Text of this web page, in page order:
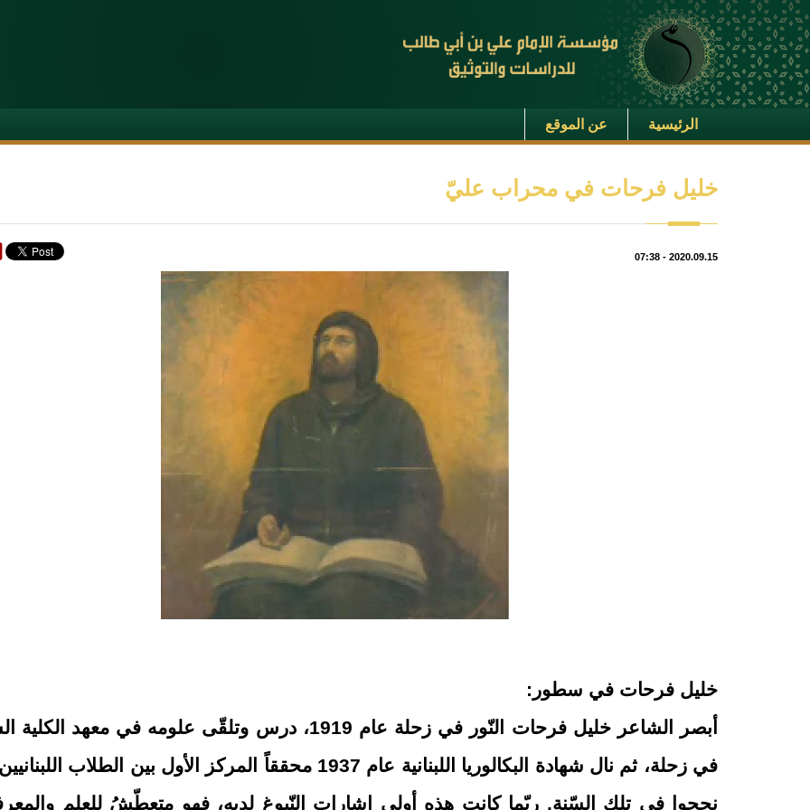
الرئيسية عن الموقع
خليل فرحات في محراب عليّ
2020.09.15
-
07:38
خليل فرحات في سطور:
أبصر الشاعر خليل فرحات النّور في زحلة عام 1919، درس وتلقّى علومه في معهد
في زحلة، ثم نال شهادة البكالوريا اللبنانية عام 1937 محققاً المركز الأول بين الطلاب
نجحوا في تلك السّنة. ربّما كانت هذه أولى إشارات النّبوغ لديه، فهو متعطّشُ للعلم